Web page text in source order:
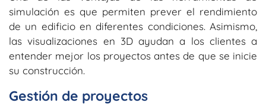
simulación es que permiten prever el rendimiento
de un edificio en diferentes condiciones. Asimismo,
las visualizaciones en 3D ayudan a los clientes a
entender mejor los proyectos antes de que se inicie
su construcción.
Gestión de proyectos